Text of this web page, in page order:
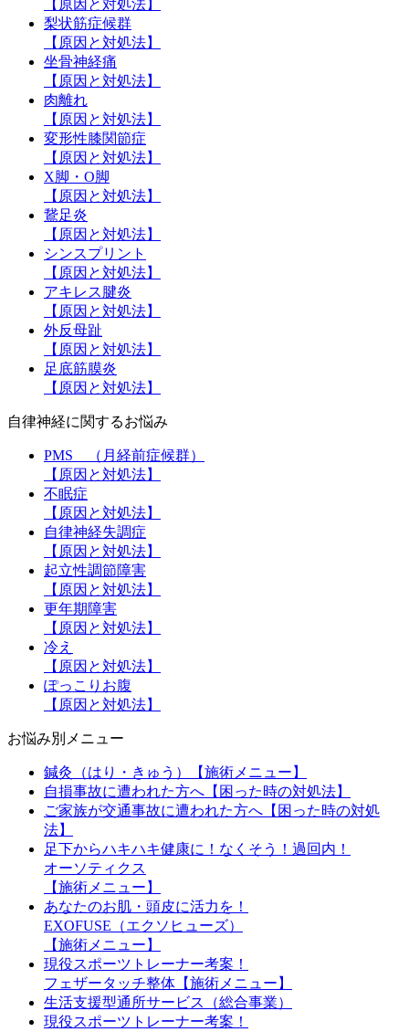
【原因と対処法】
梨状筋症候群
【原因と対処法】
坐骨神経痛
【原因と対処法】
肉離れ
【原因と対処法】
変形性膝関節症
【原因と対処法】
X脚・O脚
【原因と対処法】
鵞足炎
【原因と対処法】
シンスプリント
【原因と対処法】
アキレス腱炎
【原因と対処法】
外反母趾
【原因と対処法】
足底筋膜炎
【原因と対処法】
自律神経に関するお悩み
PMS （月経前症候群）
【原因と対処法】
不眠症
【原因と対処法】
自律神経失調症
【原因と対処法】
起立性調節障害
【原因と対処法】
更年期障害
【原因と対処法】
冷え
【原因と対処法】
ぽっこりお腹
【原因と対処法】
お悩み別メニュー
鍼灸（はり・きゅう）【施術メニュー】
自損事故に遭われた方へ【困った時の対処法】
ご家族が交通事故に遭われた方へ【困った時の対処
法】
足下からハキハキ健康に！なくそう！過回内！
オーソティクス
【施術メニュー】
あなたのお肌・頭皮に活力を！
EXOFUSE（エクソヒューズ）
【施術メニュー】
現役スポーツトレーナー考案！
フェザータッチ整体【施術メニュー】
生活支援型通所サービス（総合事業）
現役スポーツトレーナー考案！